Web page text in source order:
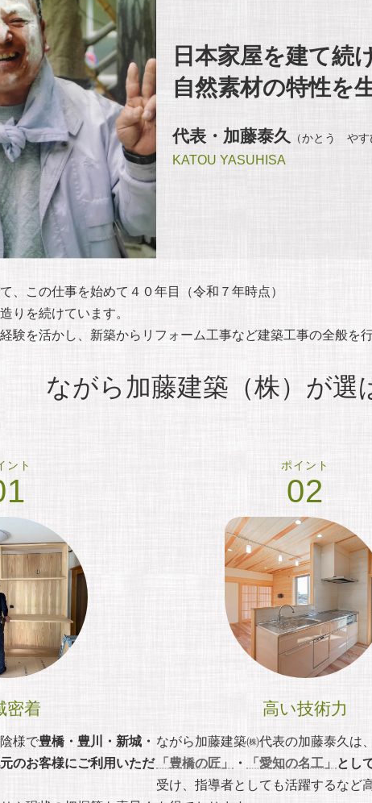
日本家屋を建て続
自然素材の特性を
代表・加藤泰久 （かとう やす
KATOU YASUHISA
、この仕事を始めて４０年目（令和７年時点）
りを続けています。
験を活かし、新築からリフォーム工事など建築工事の全般を行
ながら加藤建築（株）が選
ント
密着
様で豊橋・豊川・新城・
のお客様にご利用いただ
ポイント
02
高い技術力
ながら加藤建築㈱代表の加藤泰久は、
「豊橋の匠」
・ 「愛知の名工」 とし
受け、指導者としても活躍するなど